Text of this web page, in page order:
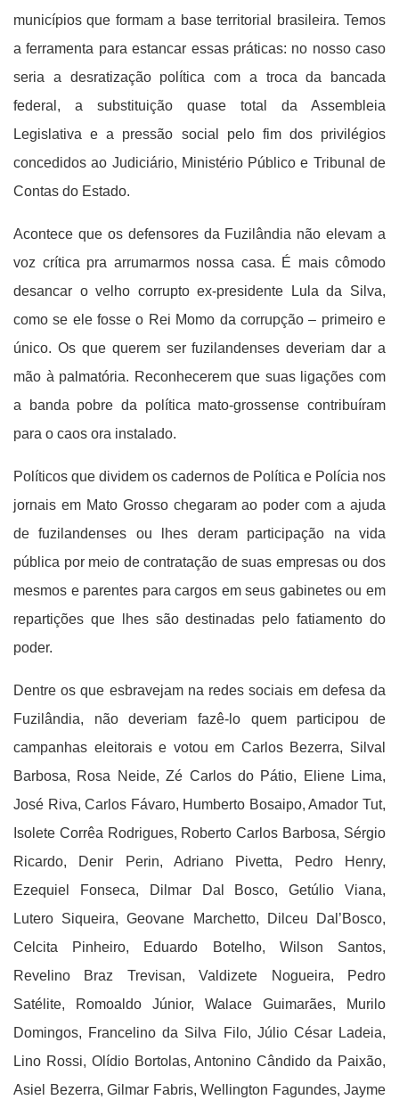
municípios que formam a base territorial brasileira. Temos
a ferramenta para estancar essas práticas: no nosso caso
seria a desratização política com a troca da bancada
federal, a substituição quase total da Assembleia
Legislativa e a pressão social pelo fim dos privilégios
concedidos ao Judiciário, Ministério Público e Tribunal de
Contas do Estado.
Acontece que os defensores da Fuzilândia não elevam a
voz crítica pra arrumarmos nossa casa. É mais cômodo
desancar o velho corrupto ex-presidente Lula da Silva,
como se ele fosse o Rei Momo da corrupção – primeiro e
único. Os que querem ser fuzilandenses deveriam dar a
mão à palmatória. Reconhecerem que suas ligações com
a banda pobre da política mato-grossense contribuíram
para o caos ora instalado.
Políticos que dividem os cadernos de Política e Polícia nos
jornais em Mato Grosso chegaram ao poder com a ajuda
de fuzilandenses ou lhes deram participação na vida
pública por meio de contratação de suas empresas ou dos
mesmos e parentes para cargos em seus gabinetes ou em
repartições que lhes são destinadas pelo fatiamento do
poder.
Dentre os que esbravejam na redes sociais em defesa da
Fuzilândia, não deveriam fazê-lo quem participou de
campanhas eleitorais e votou em Carlos Bezerra, Silval
Barbosa, Rosa Neide, Zé Carlos do Pátio, Eliene Lima,
José Riva, Carlos Fávaro, Humberto Bosaipo, Amador Tut,
Isolete Corrêa Rodrigues, Roberto Carlos Barbosa, Sérgio
Ricardo, Denir Perin, Adriano Pivetta, Pedro Henry,
Ezequiel Fonseca, Dilmar Dal Bosco, Getúlio Viana,
Lutero Siqueira, Geovane Marchetto, Dilceu Dal’Bosco,
Celcita Pinheiro, Eduardo Botelho, Wilson Santos,
Revelino Braz Trevisan, Valdizete Nogueira, Pedro
Satélite, Romoaldo Júnior, Walace Guimarães, Murilo
Domingos, Francelino da Silva Filo, Júlio César Ladeia,
Lino Rossi, Olídio Bortolas, Antonino Cândido da Paixão,
Asiel Bezerra, Gilmar Fabris, Wellington Fagundes, Jayme